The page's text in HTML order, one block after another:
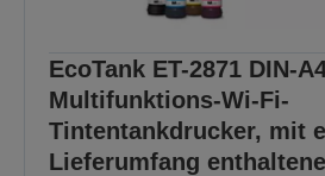
EcoTank ET-2871 DIN-
Multifunktions-Wi-Fi-
Tintentankdrucker, mit
Lieferumfang